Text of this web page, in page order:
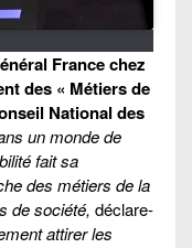
France chez
des « Métiers de
National des
un monde de
fait sa
des métiers de la
de société, déclare-
attirer les